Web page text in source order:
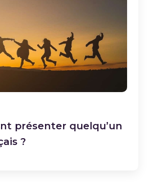
présenter quelqu’un
?